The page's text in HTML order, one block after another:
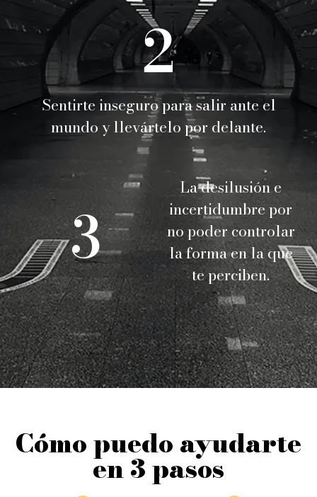
2
Sentirte inseguro para salir ante el
mundo y llevártelo por delante.
3
La desilusión e
incertidumbre por
no poder controlar
la forma en la que
te perciben.
Cómo puedo ayudarte
en 3 pasos